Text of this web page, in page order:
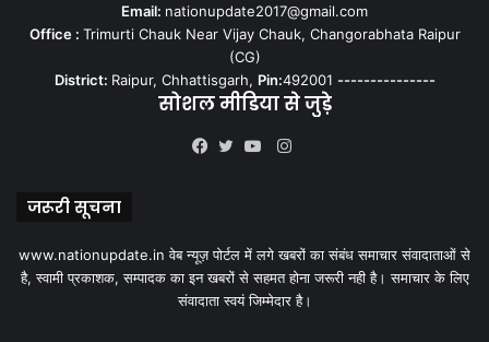
Email: nationupdate2017@gmail.com
Office : Trimurti Chauk Near Vijay Chauk, Changorabhata Raipur
(CG)
District: Raipur, Chhattisgarh, Pin:492001 ---------------
सोशल मीडिया से जुड़े
Instagram
जरूरी सूचना
www.nationupdate.in वेब न्यूज़ पोर्टल में लगे खबरों का संबंध समाचार संवादाताओं से
है, स्वामी प्रकाशक, सम्पादक का इन खबरों से सहमत होना जरूरी नही है। समाचार के लिए
संवादाता स्वयं जिम्मेदार है।